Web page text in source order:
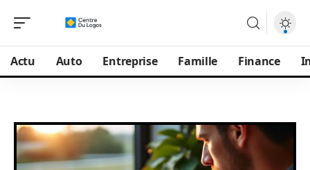
Actu Auto Entreprise Famille Finance